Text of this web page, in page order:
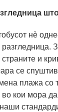
нè
и
се
плажа со
во кои мора